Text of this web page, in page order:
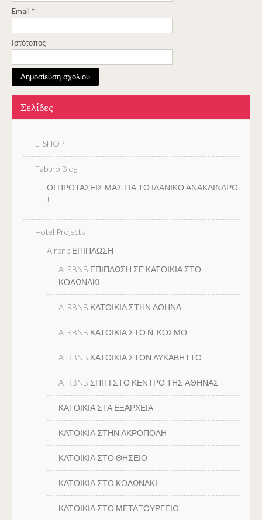
Email *
Ιστότοπος
Σελίδες
E-SHOP
Fabbro Blog
ΟΙ ΠΡΟΤΑΣΕΙΣ ΜΑΣ ΓΙΑ ΤΟ ΙΔΑΝΙΚΟ ΑΝΑΚΛΙΝΔΡΟ
!
Hotel Projects
Airbnb ΕΠΙΠΛΩΣΗ
AIRBNB ΕΠΙΠΛΩΣΗ ΣΕ ΚΑΤΟΙΚΙΑ ΣΤΟ
ΚΟΛΩΝΑΚΙ
AIRBNB ΚΑΤΟΙΚΙΑ ΣΤΗΝ ΑΘΗΝΑ
AIRBNB ΚΑΤΟΙΚΙΑ ΣΤΟ Ν. ΚΟΣΜΟ
AIRBNB ΚΑΤΟΙΚΙΑ ΣΤΟΝ ΛΥΚΑΒΗΤΤΟ
AIRBNB ΣΠΙΤΙ ΣΤΟ ΚΕΝΤΡΟ ΤΗΣ ΑΘΗΝΑΣ
ΚΑΤΟΙΚΙΑ ΣΤΑ ΕΞΑΡΧΕΙΑ
ΚΑΤΟΙΚΙΑ ΣΤΗΝ ΑΚΡΟΠΟΛΗ
ΚΑΤΟΙΚΙΑ ΣΤΟ ΘΗΣΕΙΟ
ΚΑΤΟΙΚΙΑ ΣΤΟ ΚΟΛΩΝΑΚΙ
ΚΑΤΟΙΚΙΑ ΣΤΟ ΜΕΤΑΞΟΥΡΓΕΙΟ